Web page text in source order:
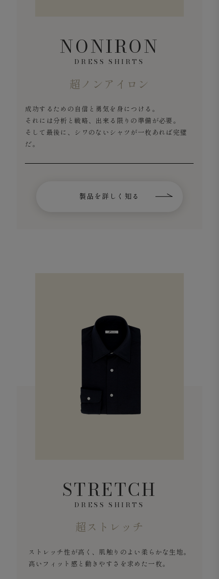
NONIRON
DRESS SHIRTS
超ノンアイロン
成功するための自信と勇気を身につける。
それには分析と戦略、出来る限りの準備が必要。
そして最後に、シワのないシャツが一枚あれば完璧
だ。
製品を詳しく知る
STRETCH
DRESS SHIRTS
超ストレッチ
ストレッチ性が高く、肌触りのよい柔らかな生地。
高いフィット感と動きやすさを求めた一枚。